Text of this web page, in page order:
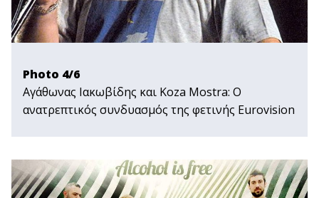
Photo 4/6
Αγάθωνας Ιακωβίδης και Koza Mostra: Ο
ανατρεπτικός συνδυασμός της φετινής Εurovision